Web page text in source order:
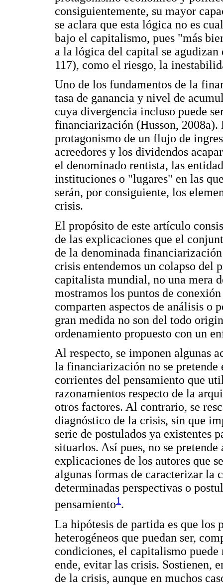
consiguientemente, su mayor
se aclara que esta lógica no es
bajo el capitalismo, pues "más
a la lógica del capital se
117), como el riesgo, la
Uno de los fundamentos de la
tasa de ganancia y nivel de
cuya divergencia incluso puede
financiarización (Husson,
protagonismo de un flujo de
acreedores y los dividendos
el denominado rentista, las
instituciones o "lugares" en las
serán, por consiguiente, los
crisis.
El propósito de este artículo
de las explicaciones que el
de la denominada
crisis entendemos un colapso del
capitalista mundial, no una mera
mostramos los puntos de
comparten aspectos de análisis o
gran medida no son del todo
ordenamiento propuesto con un
Al respecto, se imponen algunas
la financiarización no se
corrientes del pensamiento que
razonamientos respecto de la
otros factores. Al contrario, se
diagnóstico de la crisis, sin que
serie de postulados ya existentes
situarlos. Así pues, no se
explicaciones de los autores que
algunas formas de caracterizar la
determinadas perspectivas o
pensamiento1.
La hipótesis de partida es que
heterogéneos que puedan ser,
condiciones, el capitalismo
ende, evitar las crisis. Sostienen,
de la crisis, aunque en muchos